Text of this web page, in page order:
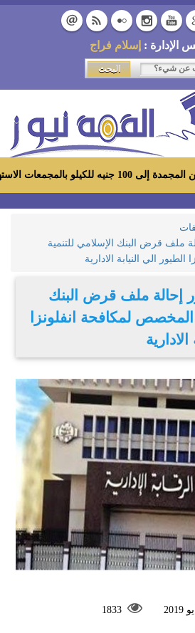
الإدارة : إسلام فراج
«أهلاً رمضان»
ملف قرض البنك الإسلامي للتنمية
الي النيابة الادارية
إحالة ملف قرض البنك
المخصص لمكافحة انفلونزا
1833